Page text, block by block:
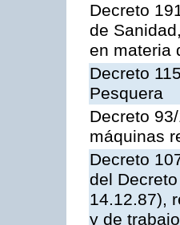
Decreto
de
en materia
Decreto
Pesquera
Decreto
máquinas
Decreto
del
14.12.87),
y de trabajo